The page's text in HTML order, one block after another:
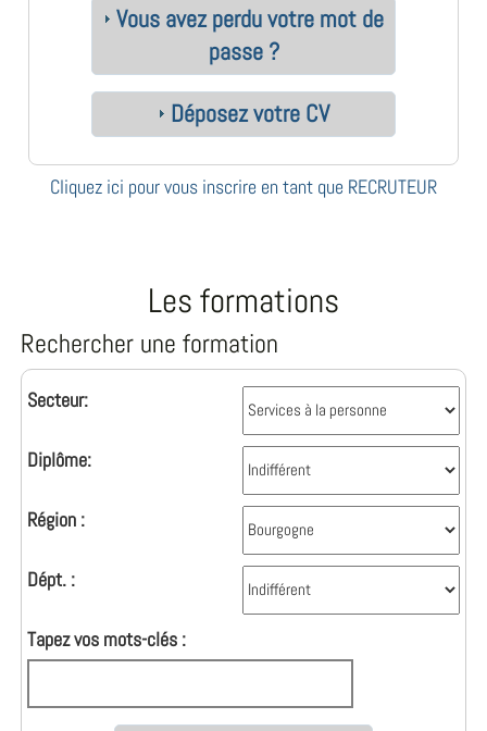
Vous avez perdu votre mot de
passe ?
Déposez votre CV
Cliquez ici pour vous inscrire en tant que RECRUTEUR
Les formations
Rechercher une formation
Secteur:
Diplôme:
Région :
Dépt. :
Tapez vos mots-clés :